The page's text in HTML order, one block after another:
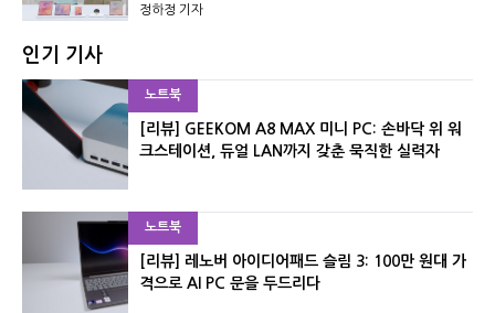
정하정 기자
인기 기사
노트북
[리뷰] GEEKOM A8 MAX 미니 PC: 손바닥 위 워
크스테이션, 듀얼 LAN까지 갖춘 묵직한 실력자
노트북
[리뷰] 레노버 아이디어패드 슬림 3: 100만 원대 가
격으로 AI PC 문을 두드리다